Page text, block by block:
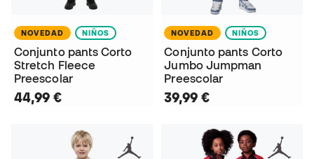
NOVEDAD NIÑOS
Conjunto pants Corto
Stretch Fleece
Preescolar
44,99 €
NOVEDAD NIÑOS
Conjunto pants Corto
Jumbo Jumpman
Preescolar
39,99 €